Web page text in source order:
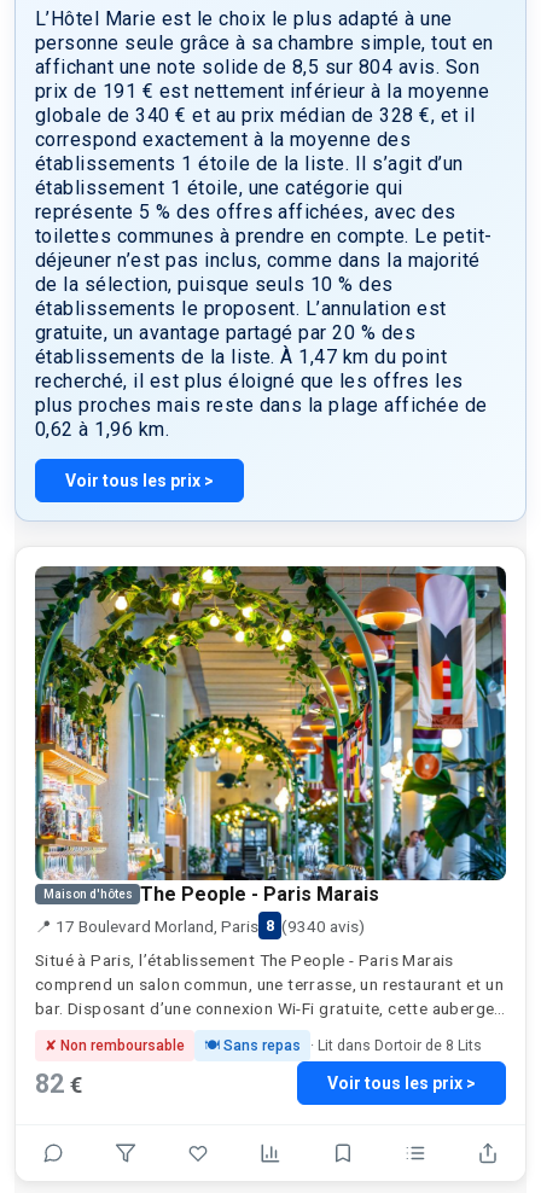
haut lieu architectural voisin. Vous pourrez également
facilement explorer l’effervescence de la rue Montorgueil,
réputée pour son charme parisien et ses délices culinaires. En
une vingtaine de minutes à pied, vous pourrez rejoindre le
musée du Louvre, le jardin des Tuileries et l’Opéra Garnier.
Grâce aux lignes de métro à proximité, vous avez un accès
direct à la Tour Eiffel et à la Place de la Bastille.
L’établissement propose des studios équipés d’une
kitchenette complète et d’une télévision à écran plat, ainsi
que des chambres avec télévision, la plupart dotées d’une
salle de bains privative. Un petit-déjeuner continental est
servi tous les matins sur place. Pour votre confort, la
réception est ouverte 24h/24 et 7j/7, et une connexion Wi-Fi
est disponible gratuitement dans toutes les parties
communes. Veuillez noter que l’hôtel ne possède pas
d’ascenseur. L’établissement se réjouit de vous accueillir
prochainement.
L’Hôtel Marie est le choix le plus adapté à une
personne seule grâce à sa chambre simple, tout en
affichant une note solide de 8,5 sur 804 avis. Son
prix de 191 € est nettement inférieur à la moyenne
globale de 340 € et au prix médian de 328 €, et il
correspond exactement à la moyenne des
établissements 1 étoile de la liste. Il s’agit d’un
établissement 1 étoile, une catégorie qui
représente 5 % des offres affichées, avec des
toilettes communes à prendre en compte. Le petit-
déjeuner n’est pas inclus, comme dans la majorité
de la sélection, puisque seuls 10 % des
établissements le proposent. L’annulation est
gratuite, un avantage partagé par 20 % des
établissements de la liste. À 1,47 km du point
recherché, il est plus éloigné que les offres les
plus proches mais reste dans la plage affichée de
0,62 à 1,96 km.
Voir tous les prix >
Maison d'hôtes The People - Paris Marais
📍 17 Boulevard Morland, Paris 8 (9340 avis)
Situé à Paris, l’établissement The People - Paris Marais
comprend un salon commun, une terrasse, un restaurant et un
bar. Disposant d’une connexion Wi-Fi gratuite, cette auberge
de jeunesse est à respectivement 1,2 km et 1,6 km environ
de: Gare de Lyon et Cathédrale Notre-Dame de Paris. Vous
trouverez sur place un karaoké et une cuisine commune. Vous
profiterez aussi d’une armoire. Un petit-déjeuner buffet,
espagnol et français, le personnel de la réception se fera un
✘ Non remboursable 🍽 Sans repas · Lit dans Dortoir de 8 Lits
82 € Voir tous les prix >